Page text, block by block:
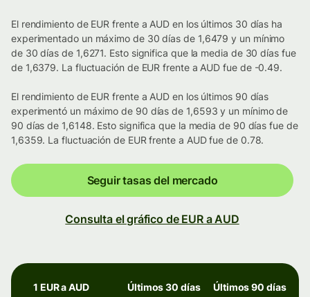
El rendimiento de EUR frente a AUD en los últimos 30 días ha
experimentado un máximo de 30 días de 1,6479 y un mínimo
de 30 días de 1,6271. Esto significa que la media de 30 días fue
de 1,6379. La fluctuación de EUR frente a AUD fue de -0.49.
El rendimiento de EUR frente a AUD en los últimos 90 días
experimentó un máximo de 90 días de 1,6593 y un mínimo de
90 días de 1,6148. Esto significa que la media de 90 días fue de
1,6359. La fluctuación de EUR frente a AUD fue de 0.78.
Seguir tasas del mercado
Consulta el gráfico de EUR a AUD
1 EUR a AUD Últimos 30 días Últimos 90 días